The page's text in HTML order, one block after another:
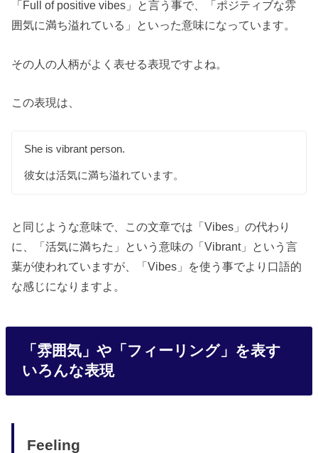
「Full of positive vibes」と言う事で、「ポジティブな雰
囲気に満ち溢れている」といった意味になっています。
その人の人柄がよく表せる表現ですよね。
この表現は、
She is vibrant person.
彼女は活気に満ち溢れています。
と同じような意味で、この文章では「Vibes」の代わり
に、「活気に満ちた」という意味の「Vibrant」という言
葉が使われていますが、「Vibes」を使う事でより口語的
な感じになりますよ。
「雰囲気」や「フィーリング」を表す
いろんな表現
Feeling